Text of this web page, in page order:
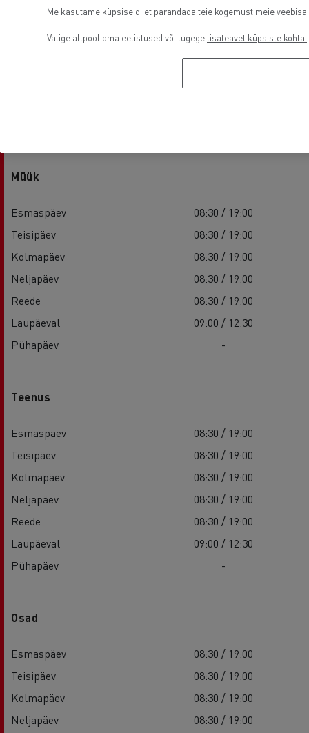
Müük
Esmaspäev
08:30 / 19:00
Teisipäev
08:30 / 19:00
Kolmapäev
08:30 / 19:00
Neljapäev
08:30 / 19:00
Reede
08:30 / 19:00
Laupäeval
09:00 / 12:30
Pühapäev
-
Teenus
Esmaspäev
08:30 / 19:00
Teisipäev
08:30 / 19:00
Kolmapäev
08:30 / 19:00
Neljapäev
08:30 / 19:00
Reede
08:30 / 19:00
Laupäeval
09:00 / 12:30
Pühapäev
-
Osad
Esmaspäev
08:30 / 19:00
Teisipäev
08:30 / 19:00
Kolmapäev
08:30 / 19:00
Neljapäev
08:30 / 19:00
Me kasutame küpsiseid, et parandada teie kogemust meie
Valige allpool oma eelistused või lugege lisateavet küpsiste kohta.